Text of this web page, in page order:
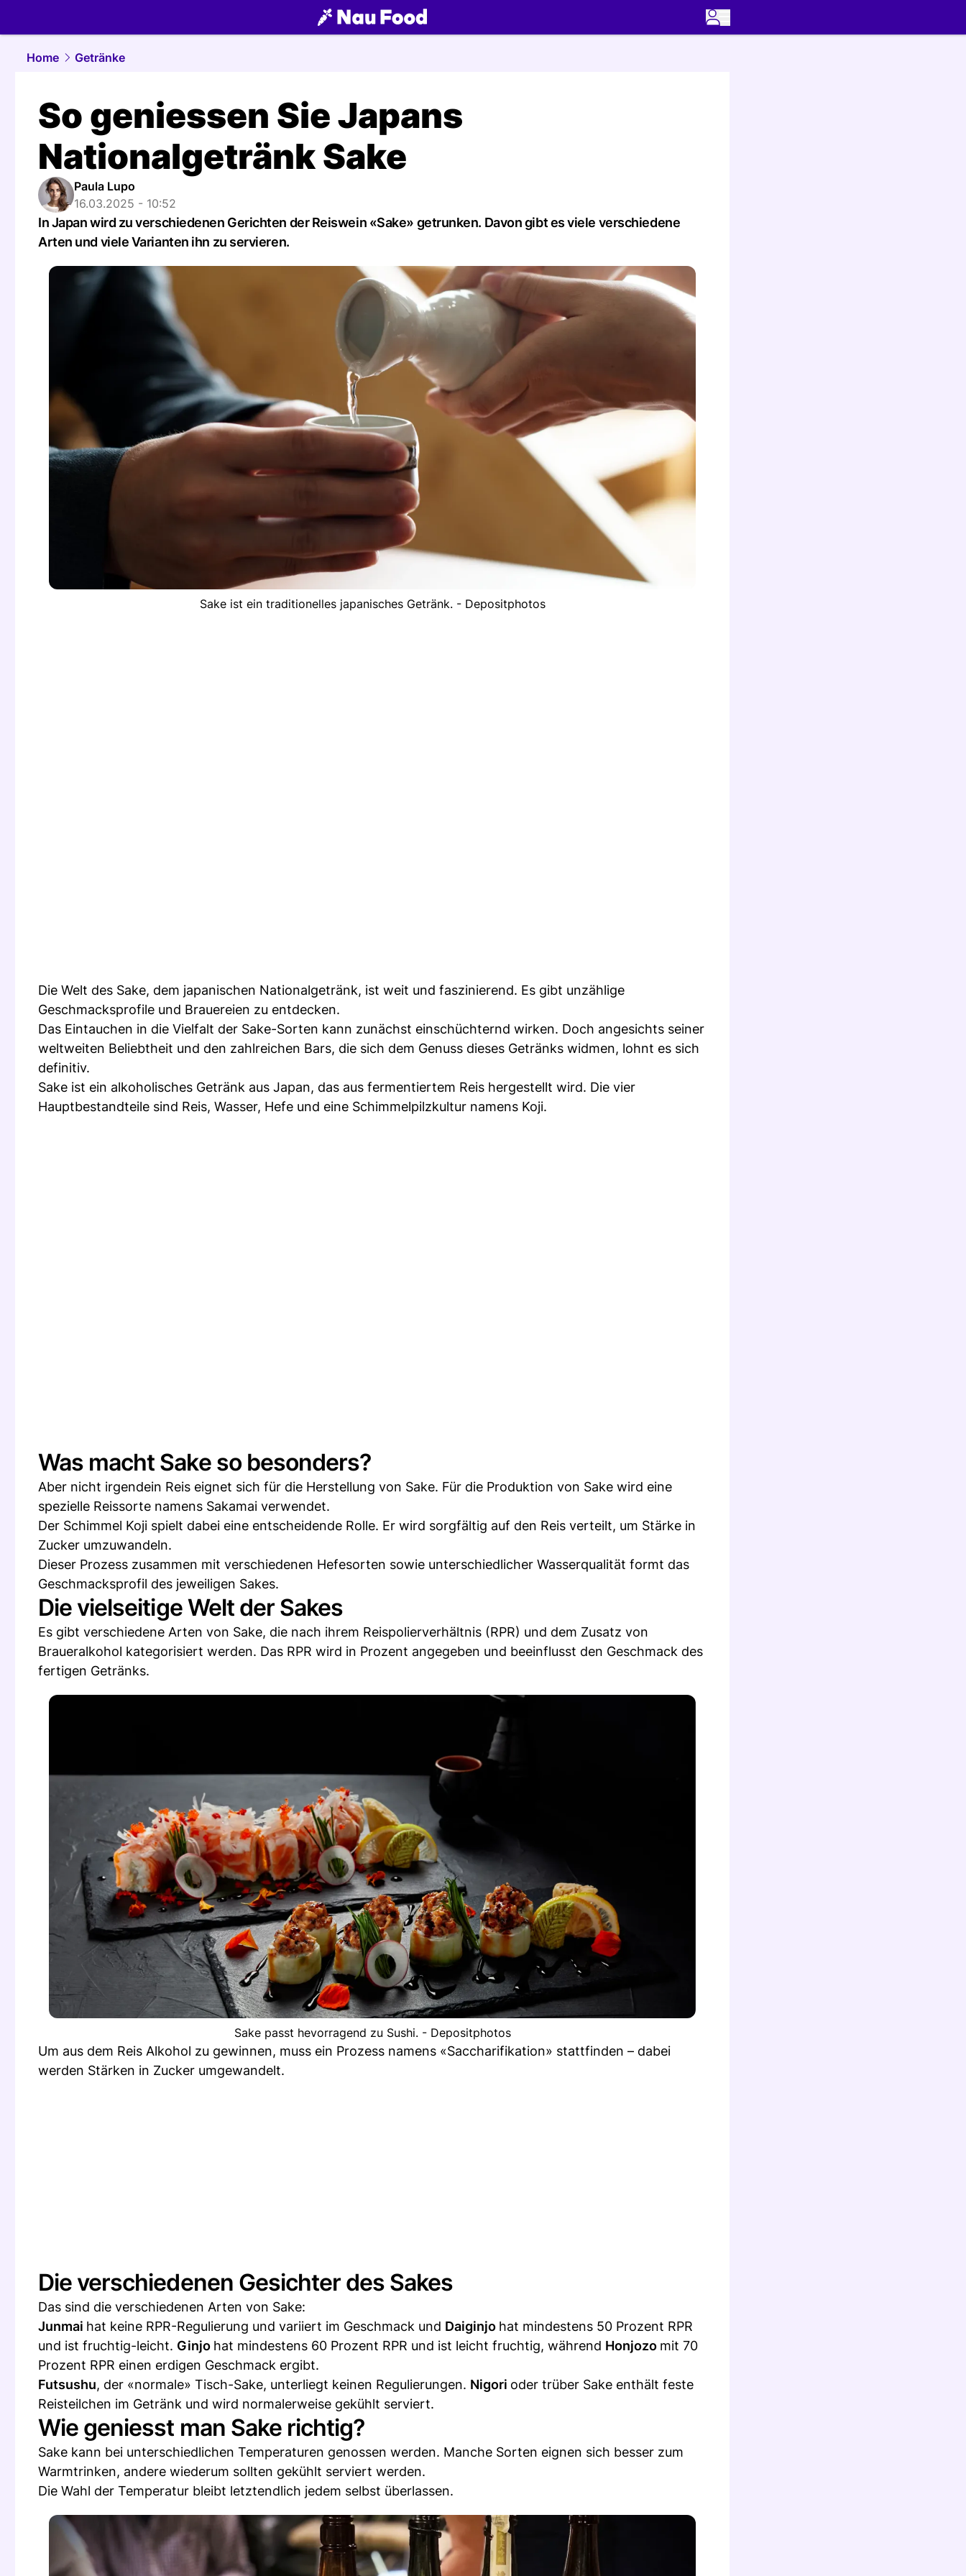
food.NAU.ch
Home
Getränke
So geniessen Sie Japans
Nationalgetränk Sake
Paula Lupo
16.03.2025 - 10:52
In Japan wird zu verschiedenen Gerichten der Reiswein «Sake» getrunken. Davon gibt es viele verschiedene
Arten und viele Varianten ihn zu servieren.
Sake ist ein traditionelles japanisches Getränk. - Depositphotos
Die Welt des Sake, dem japanischen Nationalgetränk, ist weit und faszinierend. Es gibt unzählige
Geschmacksprofile und Brauereien zu entdecken.
Das Eintauchen in die Vielfalt der Sake-Sorten kann zunächst einschüchternd wirken. Doch angesichts seiner
weltweiten Beliebtheit und den zahlreichen Bars, die sich dem Genuss dieses Getränks widmen, lohnt es sich
definitiv.
Sake ist ein alkoholisches Getränk aus Japan, das aus fermentiertem Reis hergestellt wird. Die vier
Hauptbestandteile sind Reis, Wasser, Hefe und eine Schimmelpilzkultur namens Koji.
Was macht Sake so besonders?
Aber nicht irgendein Reis eignet sich für die Herstellung von Sake. Für die Produktion von Sake wird eine
spezielle Reissorte namens Sakamai verwendet.
Der Schimmel Koji spielt dabei eine entscheidende Rolle. Er wird sorgfältig auf den Reis verteilt, um Stärke in
Zucker umzuwandeln.
Dieser Prozess zusammen mit verschiedenen Hefesorten sowie unterschiedlicher Wasserqualität formt das
Geschmacksprofil des jeweiligen Sakes.
Die vielseitige Welt der Sakes
Es gibt verschiedene Arten von Sake, die nach ihrem Reispolierverhältnis (RPR) und dem Zusatz von
Braueralkohol kategorisiert werden. Das RPR wird in Prozent angegeben und beeinflusst den Geschmack des
fertigen Getränks.
Sake passt hevorragend zu Sushi. - Depositphotos
Um aus dem Reis Alkohol zu gewinnen, muss ein Prozess namens «Saccharifikation» stattfinden – dabei
werden Stärken in Zucker umgewandelt.
Die verschiedenen Gesichter des Sakes
Das sind die verschiedenen Arten von Sake:
Junmai hat keine RPR-Regulierung und variiert im Geschmack und Daiginjo hat mindestens 50 Prozent RPR
und ist fruchtig-leicht. Ginjo hat mindestens 60 Prozent RPR und ist leicht fruchtig, während Honjozo mit 70
Prozent RPR einen erdigen Geschmack ergibt.
Futsushu, der «normale» Tisch-Sake, unterliegt keinen Regulierungen. Nigori oder trüber Sake enthält feste
Reisteilchen im Getränk und wird normalerweise gekühlt serviert.
Wie geniesst man Sake richtig?
Sake kann bei unterschiedlichen Temperaturen genossen werden. Manche Sorten eignen sich besser zum
Warmtrinken, andere wiederum sollten gekühlt serviert werden.
Die Wahl der Temperatur bleibt letztendlich jedem selbst überlassen.